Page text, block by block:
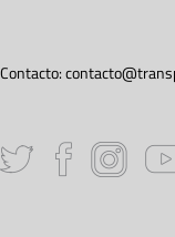
Contacto: